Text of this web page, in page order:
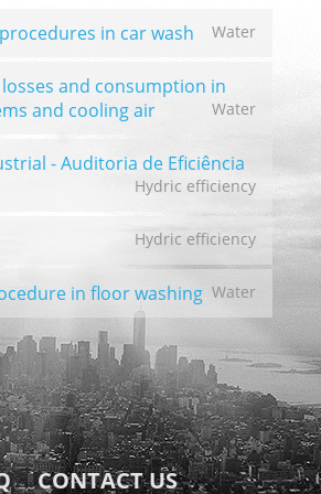
in car wash Water
and consumption in
and cooling air
Water
- Auditoria de Eficiência
Hydric efficiency
Hydric efficiency
in floor washing Water
CONTACT US